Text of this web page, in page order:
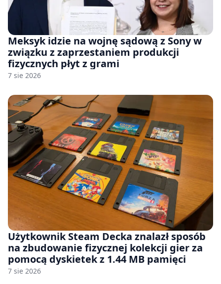
Meksyk idzie na wojnę sądową z Sony w
związku z zaprzestaniem produkcji
fizycznych płyt z grami
7 sie 2026
Użytkownik Steam Decka znalazł sposób
na zbudowanie fizycznej kolekcji gier za
pomocą dyskietek z 1.44 MB pamięci
7 sie 2026